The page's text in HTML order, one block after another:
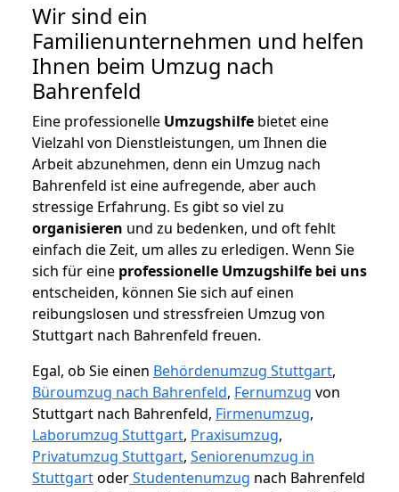
Wir sind ein
Familienunternehmen und helfen
Ihnen beim Umzug nach
Bahrenfeld
Eine professionelle Umzugshilfe bietet eine
Vielzahl von Dienstleistungen, um Ihnen die
Arbeit abzunehmen, denn ein Umzug nach
Bahrenfeld ist eine aufregende, aber auch
stressige Erfahrung. Es gibt so viel zu
organisieren und zu bedenken, und oft fehlt
einfach die Zeit, um alles zu erledigen. Wenn Sie
sich für eine professionelle Umzugshilfe bei uns
entscheiden, können Sie sich auf einen
reibungslosen und stressfreien Umzug von
Stuttgart nach Bahrenfeld freuen.
Egal, ob Sie einen Behördenumzug Stuttgart,
Büroumzug nach Bahrenfeld, Fernumzug von
Stuttgart nach Bahrenfeld, Firmenumzug,
Laborumzug Stuttgart, Praxisumzug,
Privatumzug Stuttgart, Seniorenumzug in
StuttgartoderStudentenumzug nach Bahrenfeld